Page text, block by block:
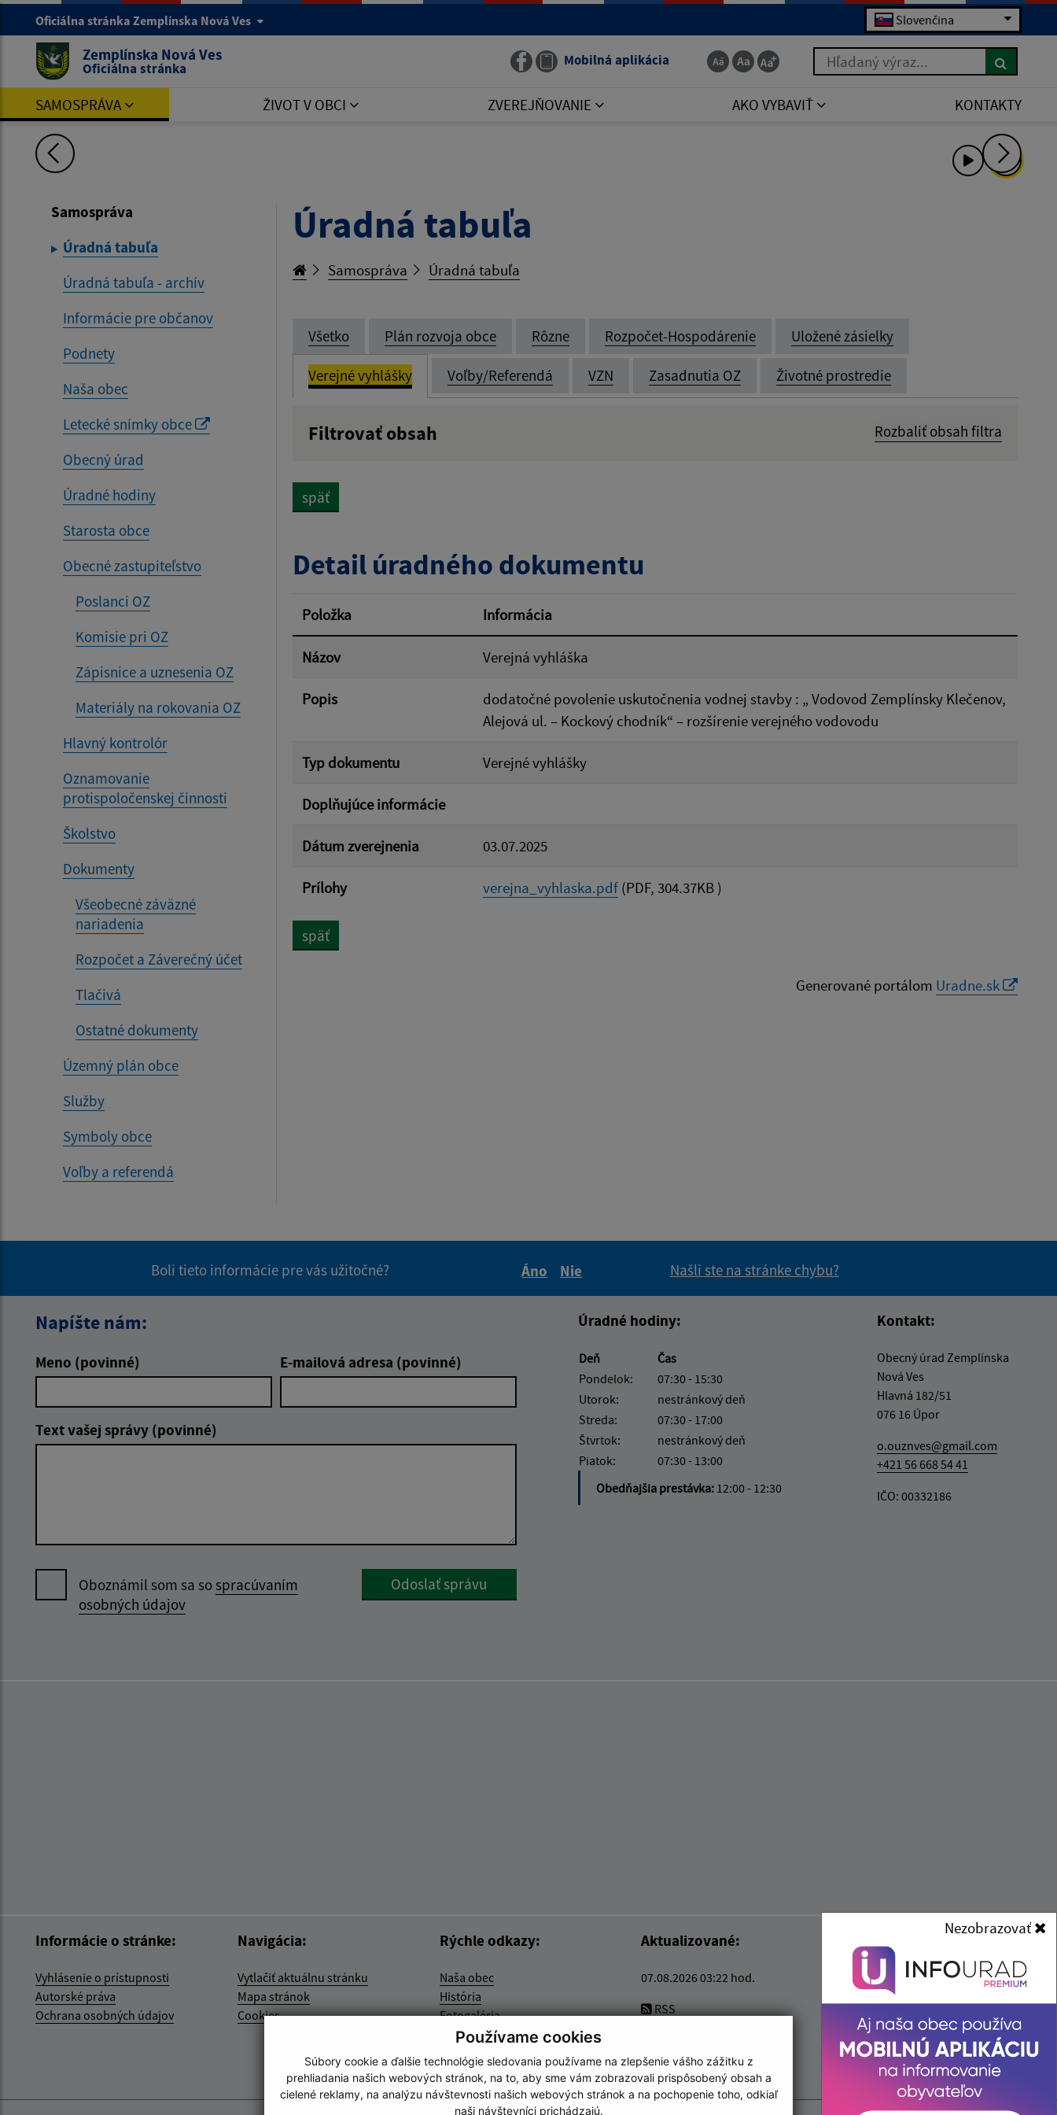
Používame cookies
Súbory cookie a ďalšie technológie sledovania používame na zlepšenie vášho zážitku z
prehliadania našich webových stránok, na to, aby sme vám zobrazovali prispôsobený obsah a
cielené reklamy, na analýzu návštevnosti našich webových stránok a na pochopenie toho, odkiaľ
naši návštevníci prichádzajú.
Nezobrazovať
Oficiálna stránka Zemplínska Nová Ves Slovenčina
Zemplínska Nová Ves
Oficiálna stránka Mobilná aplikácia Hľadaný výraz...
SAMOSPRÁVA ŽIVOT V OBCI ZVEREJŇOVANIE AKO VYBAVIŤ KONTAKTY
Samospráva
Úradná tabuľa
Úradná tabuľa - archív
Informácie pre občanov
Podnety
Naša obec
Letecké snímky obce
Obecný úrad
Úradné hodiny
Starosta obce
Obecné zastupiteľstvo
Poslanci OZ
Komisie pri OZ
Zápisnice a uznesenia OZ
Materiály na rokovania OZ
Hlavný kontrolór
Oznamovanie
protispoločenskej činnosti
Školstvo
Dokumenty
Všeobecné záväzné
nariadenia
Rozpočet a Záverečný účet
Tlačivá
Ostatné dokumenty
Územný plán obce
Služby
Symboly obce
Voľby a referendá
Úradná tabuľa
Samospráva Úradná tabuľa
Všetko Plán rozvoja obce Rôzne Rozpočet-Hospodárenie Uložené zásielky
Verejné vyhlášky Voľby/Referendá VZN Zasadnutia OZ Životné prostredie
Filtrovať obsah Rozbaliť obsah filtra
Filtrovať
späť
Detail úradného dokumentu
Položka Informácia
Názov Verejná vyhláška
Popis
dodatočné povolenie uskutočnenia vodnej stavby : „ Vodovod Zemplínsky Klečenov,
Alejová ul. – Kockový chodník“ – rozšírenie verejného vodovodu
Typ dokumentu Verejné vyhlášky
Doplňujúce informácie
Dátum zverejnenia 03.07.2025
Prílohy verejna_vyhlaska.pdf (PDF, 304.37KB )
späť
Generované portálom Uradne.sk
Boli tieto informácie pre vás užitočné?
Áno
Nie
Našli ste na stránke chybu?
Napíšte nám:
Meno (povinné) E-mailová adresa (povinné)
Text vašej správy (povinné)
Oboznámil som sa sospracúvaním
osobných údajov
Odoslať správu
Úradné hodiny:
Deň
Čas
Pondelok:
07:30 - 15:30
Utorok:
nestránkový deň
Streda:
07:30 - 17:00
Štvrtok:
nestránkový deň
Piatok:
07:30 - 13:00
Obedňajšia prestávka: 12:00 - 12:30
Kontakt:
Obecný úrad Zemplínska
Nová Ves
Hlavná 182/51
076 16 Úpor
o.ouznves@gmail.com
+421 56 668 54 41
IČO: 00332186
Informácie o stránke:
Vyhlásenie o prístupnosti
Autorské práva
Ochrana osobných údajov
Navigácia:
Vytlačiť aktuálnu stránku
Mapa stránok
Cookies
Rýchle odkazy:
Naša obec
História
Fotogaléria
Školstvo
Aktualizované:
07.08.2026 03:22 hod.
RSS
Správca obsahu je Obec
Zemplínska Nová Ves.
Vytvorené v súlade s
Jednotným
dizajn manuálom elektronických
služieb.